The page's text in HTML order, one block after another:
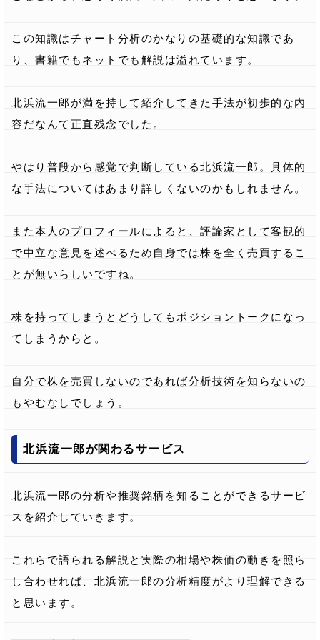
この知識はチャート分析のかなりの基礎的な知識であ
り、書籍でもネットでも解説は溢れています。
北浜流一郎が満を持して紹介してきた手法が初歩的な内
容だなんて正直残念でした。
やはり普段から感覚で判断している北浜流一郎。具体的
な手法についてはあまり詳しくないのかもしれません。
また本人のプロフィールによると、評論家として客観的
で中立な意見を述べるため自身では株を全く売買するこ
とが無いらしいですね。
株を持ってしまうとどうしてもポジショントークになっ
てしまうからと。
自分で株を売買しないのであれば分析技術を知らないの
もやむなしでしょう。
北浜流一郎が関わるサービス
北浜流一郎の分析や推奨銘柄を知ることができるサービ
スを紹介していきます。
これらで語られる解説と実際の相場や株価の動きを照ら
し合わせれば、北浜流一郎の分析精度がより理解できる
と思います。